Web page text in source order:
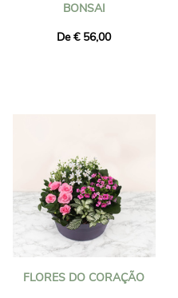
BONSAI
De € 56,00
FLORES DO CORAÇÃO